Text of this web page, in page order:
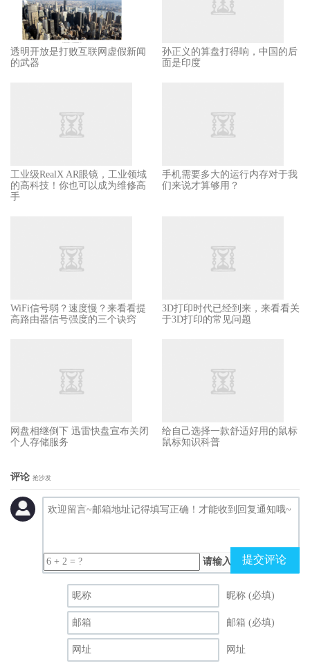
透明开放是打败互联网虚假新闻
的武器
孙正义的算盘打得响，中国的后
面是印度
工业级RealX AR眼镜，工业领域
的高科技！你也可以成为维修高
手
手机需要多大的运行内存对于我
们来说才算够用？
WiFi信号弱？速度慢？来看看提
高路由器信号强度的三个诀窍
3D打印时代已经到来，来看看关
于3D打印的常见问题
网盘相继倒下 迅雷快盘宣布关闭
个人存储服务
给自己选择一款舒适好用的鼠标
鼠标知识科普
评论 抢沙发
请输入（计算结果）
提交评论
昵称 (必填)
邮箱 (必填)
网址